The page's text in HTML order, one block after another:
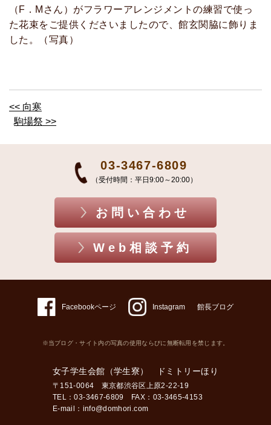
（F．Mさん）がフラワーアレンジメントの練習で使っ
た花束をご提供くださいましたので、館玄関脇に飾りま
した。（写真）
<< 向寒
駒場祭 >>
03-3467-6809
（受付時間：平日9:00～20:00）
お問い合わせ
Web相談予約
Facebookページ Instagram 館長ブログ
※当ブログ・サイト内の写真の使用ならびに無断転用を禁じます。
女子学生会館（学生寮） ドミトリーほり
〒151-0064 東京都渋谷区上原2-22-19
TEL：03-3467-6809 FAX：03-3465-4153
E-mail： info@domhori.com